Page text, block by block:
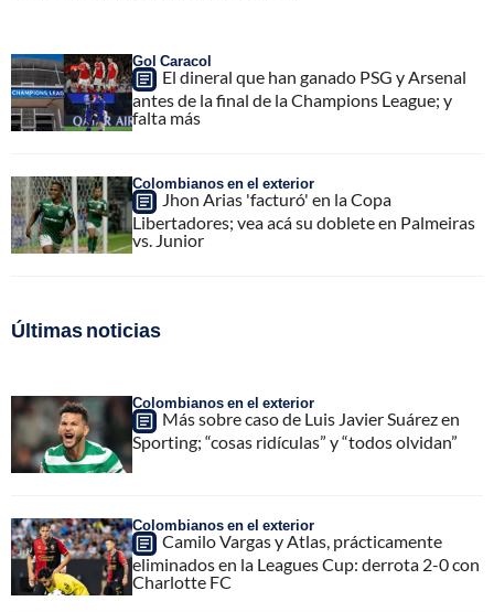
Gol Caracol
El dineral que han ganado PSG y Arsenal
antes de la final de la Champions League; y
falta más
Colombianos en el exterior
Jhon Arias 'facturó' en la Copa
Libertadores; vea acá su doblete en Palmeiras
vs. Junior
Últimas noticias
Colombianos en el exterior
Más sobre caso de Luis Javier Suárez en
Sporting; “cosas ridículas” y “todos olvidan”
Colombianos en el exterior
Camilo Vargas y Atlas, prácticamente
eliminados en la Leagues Cup: derrota 2-0 con
Charlotte FC